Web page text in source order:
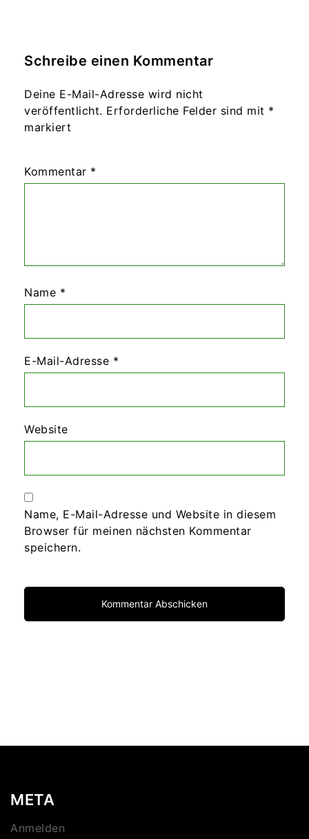
Schreibe einen Kommentar
Deine E-Mail-Adresse wird nicht
veröffentlicht. Erforderliche Felder sind mit *
markiert
Kommentar *
Name *
E-Mail-Adresse *
Website
Name, E-Mail-Adresse und Website in diesem
Browser für meinen nächsten Kommentar
speichern.
META
Anmelden